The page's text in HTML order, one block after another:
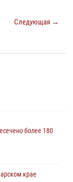
Следующая →
более 180
крае